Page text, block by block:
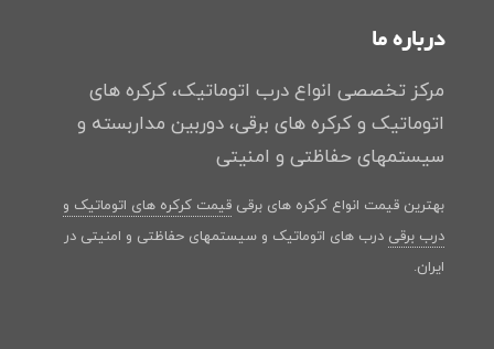
درباره ما
مرکز تخصصی انواع درب اتوماتیک، کرکره های
اتوماتیک و کرکره های برقی، دوربین مداربسته و
سیستمهای حفاظتی و امنیتی
بهترین قیمت انواع کرکره های برقی قیمت کرکره های اتوماتیک و
درب برقی درب های اتوماتیک و سیستمهای حفاظتی و امنیتی در
ایران.